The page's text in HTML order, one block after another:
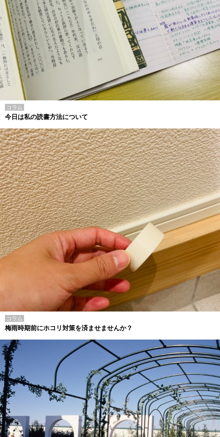
コラム
今日は私の読書方法について
コラム
梅雨時期前にホコリ対策を済ませませんか？